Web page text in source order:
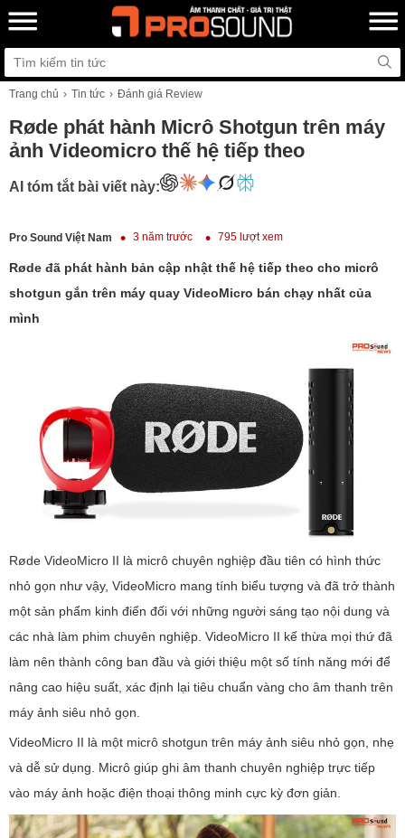
Trang chủ Tin tức Đánh giá Review
Røde phát hành Micrô Shotgun trên máy
ảnh Videomicro thế hệ tiếp theo
AI tóm tắt bài viết này:
Pro Sound Việt Nam 3 năm trước 795 lượt xem
Røde đã phát hành bản cập nhật thế hệ tiếp theo cho micrô
shotgun gắn trên máy quay VideoMicro bán chạy nhất của
mình
Røde VideoMicro II là micrô chuyên nghiệp đầu tiên có hình thức
nhỏ gọn như vậy, VideoMicro mang tính biểu tượng và đã trở thành
một sản phẩm kinh điển đối với những người sáng tạo nội dung và
các nhà làm phim chuyên nghiệp. VideoMicro II kế thừa mọi thứ đã
làm nên thành công ban đầu và giới thiệu một số tính năng mới để
nâng cao hiệu suất, xác định lại tiêu chuẩn vàng cho âm thanh trên
máy ảnh siêu nhỏ gọn.
VideoMicro II là một micrô shotgun trên máy ảnh siêu nhỏ gọn, nhẹ
và dễ sử dụng. Micrô giúp ghi âm thanh chuyên nghiệp trực tiếp
vào máy ảnh hoặc điện thoại thông minh cực kỳ đơn giản.